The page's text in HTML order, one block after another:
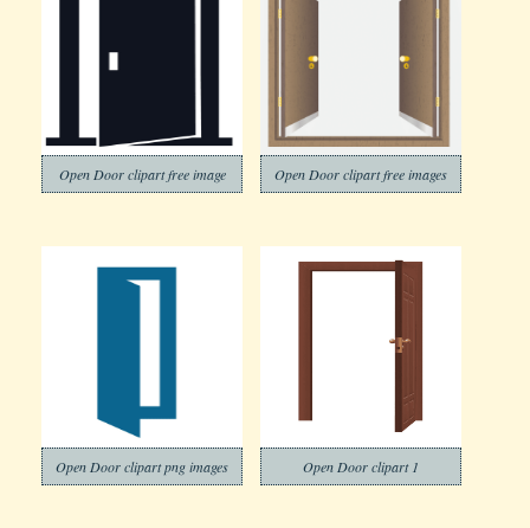
Open Door clipart free image Open Door clipart free images
Open Door clipart png images Open Door clipart 1